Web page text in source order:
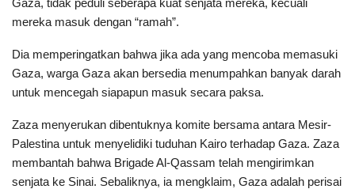
Gaza, tidak peduli seberapa kuat senjata mereka, kecuali
mereka masuk dengan “ramah”.
Dia memperingatkan bahwa jika ada yang mencoba memasuki
Gaza, warga Gaza akan bersedia menumpahkan banyak darah
untuk mencegah siapapun masuk secara paksa.
Zaza menyerukan dibentuknya komite bersama antara Mesir-
Palestina untuk menyelidiki tuduhan Kairo terhadap Gaza. Zaza
membantah bahwa Brigade Al-Qassam telah mengirimkan
senjata ke Sinai. Sebaliknya, ia mengklaim, Gaza adalah perisai